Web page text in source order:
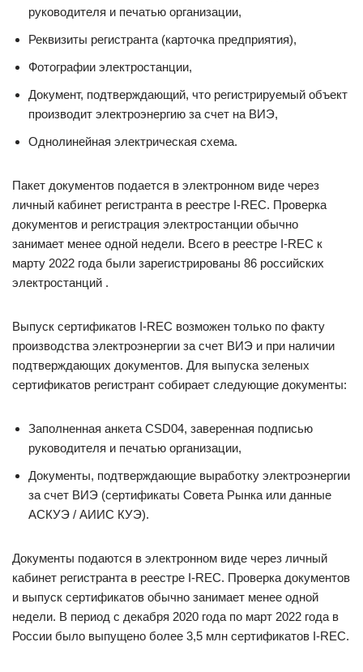
руководителя и печатью организации,
Реквизиты регистранта (карточка предприятия),
Фотографии электростанции,
Документ, подтверждающий, что регистрируемый объект
производит электроэнергию за счет на ВИЭ,
Однолинейная электрическая схема.
Пакет документов подается в электронном виде через
личный кабинет регистранта в реестре I-REC. Проверка
документов и регистрация электростанции обычно
занимает менее одной недели. Всего в реестре I-REC к
марту 2022 года были зарегистрированы 86 российских
электростанций .
Выпуск сертификатов I-REC возможен только по факту
производства электроэнергии за счет ВИЭ и при наличии
подтверждающих документов. Для выпуска зеленых
сертификатов регистрант собирает следующие документы:
Заполненная анкета CSD04, заверенная подписью
руководителя и печатью организации,
Документы, подтверждающие выработку электроэнергии
за счет ВИЭ (сертификаты Совета Рынка или данные
АСКУЭ / АИИС КУЭ).
Документы подаются в электронном виде через личный
кабинет регистранта в реестре I-REC. Проверка документов
и выпуск сертификатов обычно занимает менее одной
недели. В период с декабря 2020 года по март 2022 года в
России было выпущено более 3,5 млн сертификатов I-REC.